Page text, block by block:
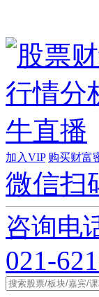
加入VIP 购买财富
微信扫
咨询电
021-